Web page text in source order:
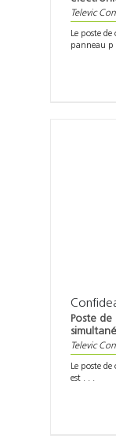
Televic
Le poste
panneau p
Poste
Televic
Le poste
est . . .